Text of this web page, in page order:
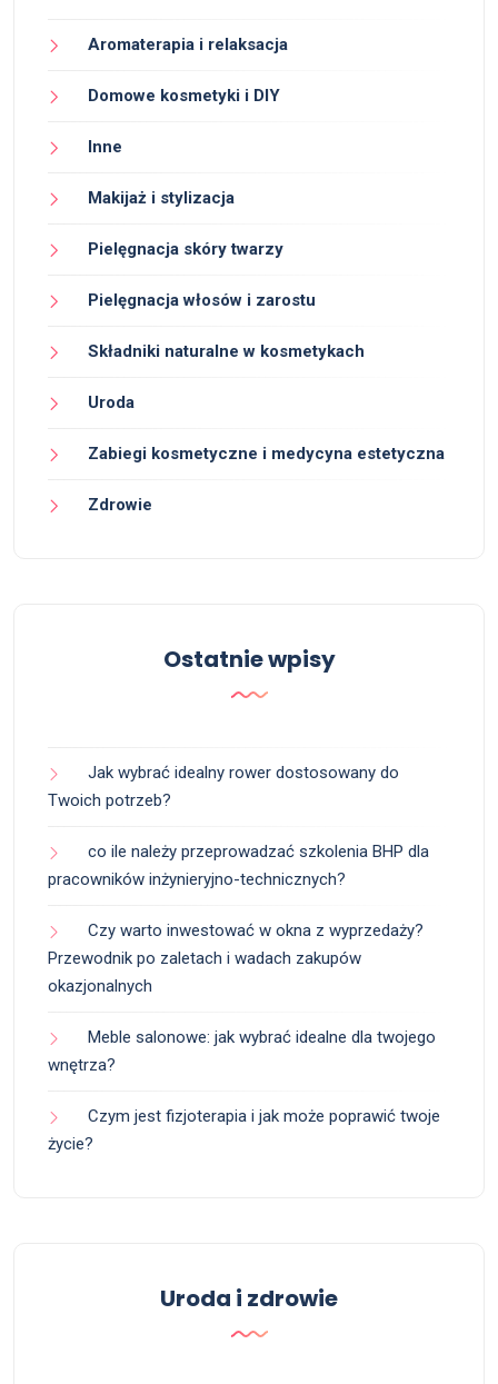
Aromaterapia i relaksacja
Domowe kosmetyki i DIY
Inne
Makijaż i stylizacja
Pielęgnacja skóry twarzy
Pielęgnacja włosów i zarostu
Składniki naturalne w kosmetykach
Uroda
Zabiegi kosmetyczne i medycyna estetyczna
Zdrowie
Ostatnie wpisy
Jak wybrać idealny rower dostosowany do
Twoich potrzeb?
co ile należy przeprowadzać szkolenia BHP dla
pracowników inżynieryjno-technicznych?
Czy warto inwestować w okna z wyprzedaży?
Przewodnik po zaletach i wadach zakupów
okazjonalnych
Meble salonowe: jak wybrać idealne dla twojego
wnętrza?
Czym jest fizjoterapia i jak może poprawić twoje
życie?
Uroda i zdrowie